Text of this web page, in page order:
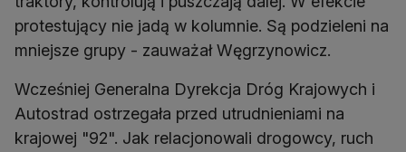
protestujący nie jadą w kolumnie. Są podzieleni na
mniejsze grupy - zauważał Węgrzynowicz.
Wcześniej Generalna Dyrekcja Dróg Krajowych i
Autostrad ostrzegała przed utrudnieniami na
krajowej "92". Jak relacjonowali drogowcy, ruch